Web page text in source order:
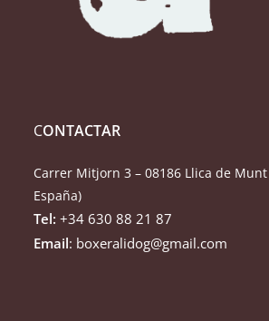
CONTACTAR
Carrer Mitjorn 3 – 08186 Llica de
España)
Tel: +34 630 88 21 87
Email: boxeralidog@gmail.com